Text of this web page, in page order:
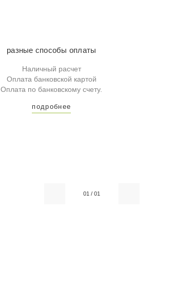
разные способы оплаты
Наличный расчет
Оплата банковской картой
Оплата по банковскому счету.
подробнее
01 /01